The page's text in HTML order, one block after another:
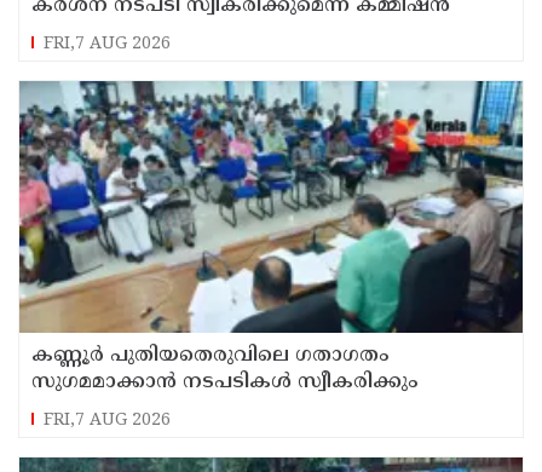
കർശന നടപടി സ്വീകരിക്കുമെന്ന് കമ്മീഷൻ
FRI,7 AUG 2026
കണ്ണൂർ പുതിയതെരുവിലെ ഗതാഗതം
സുഗമമാക്കാന്‍ നടപടികള്‍ സ്വീകരിക്കും
FRI,7 AUG 2026